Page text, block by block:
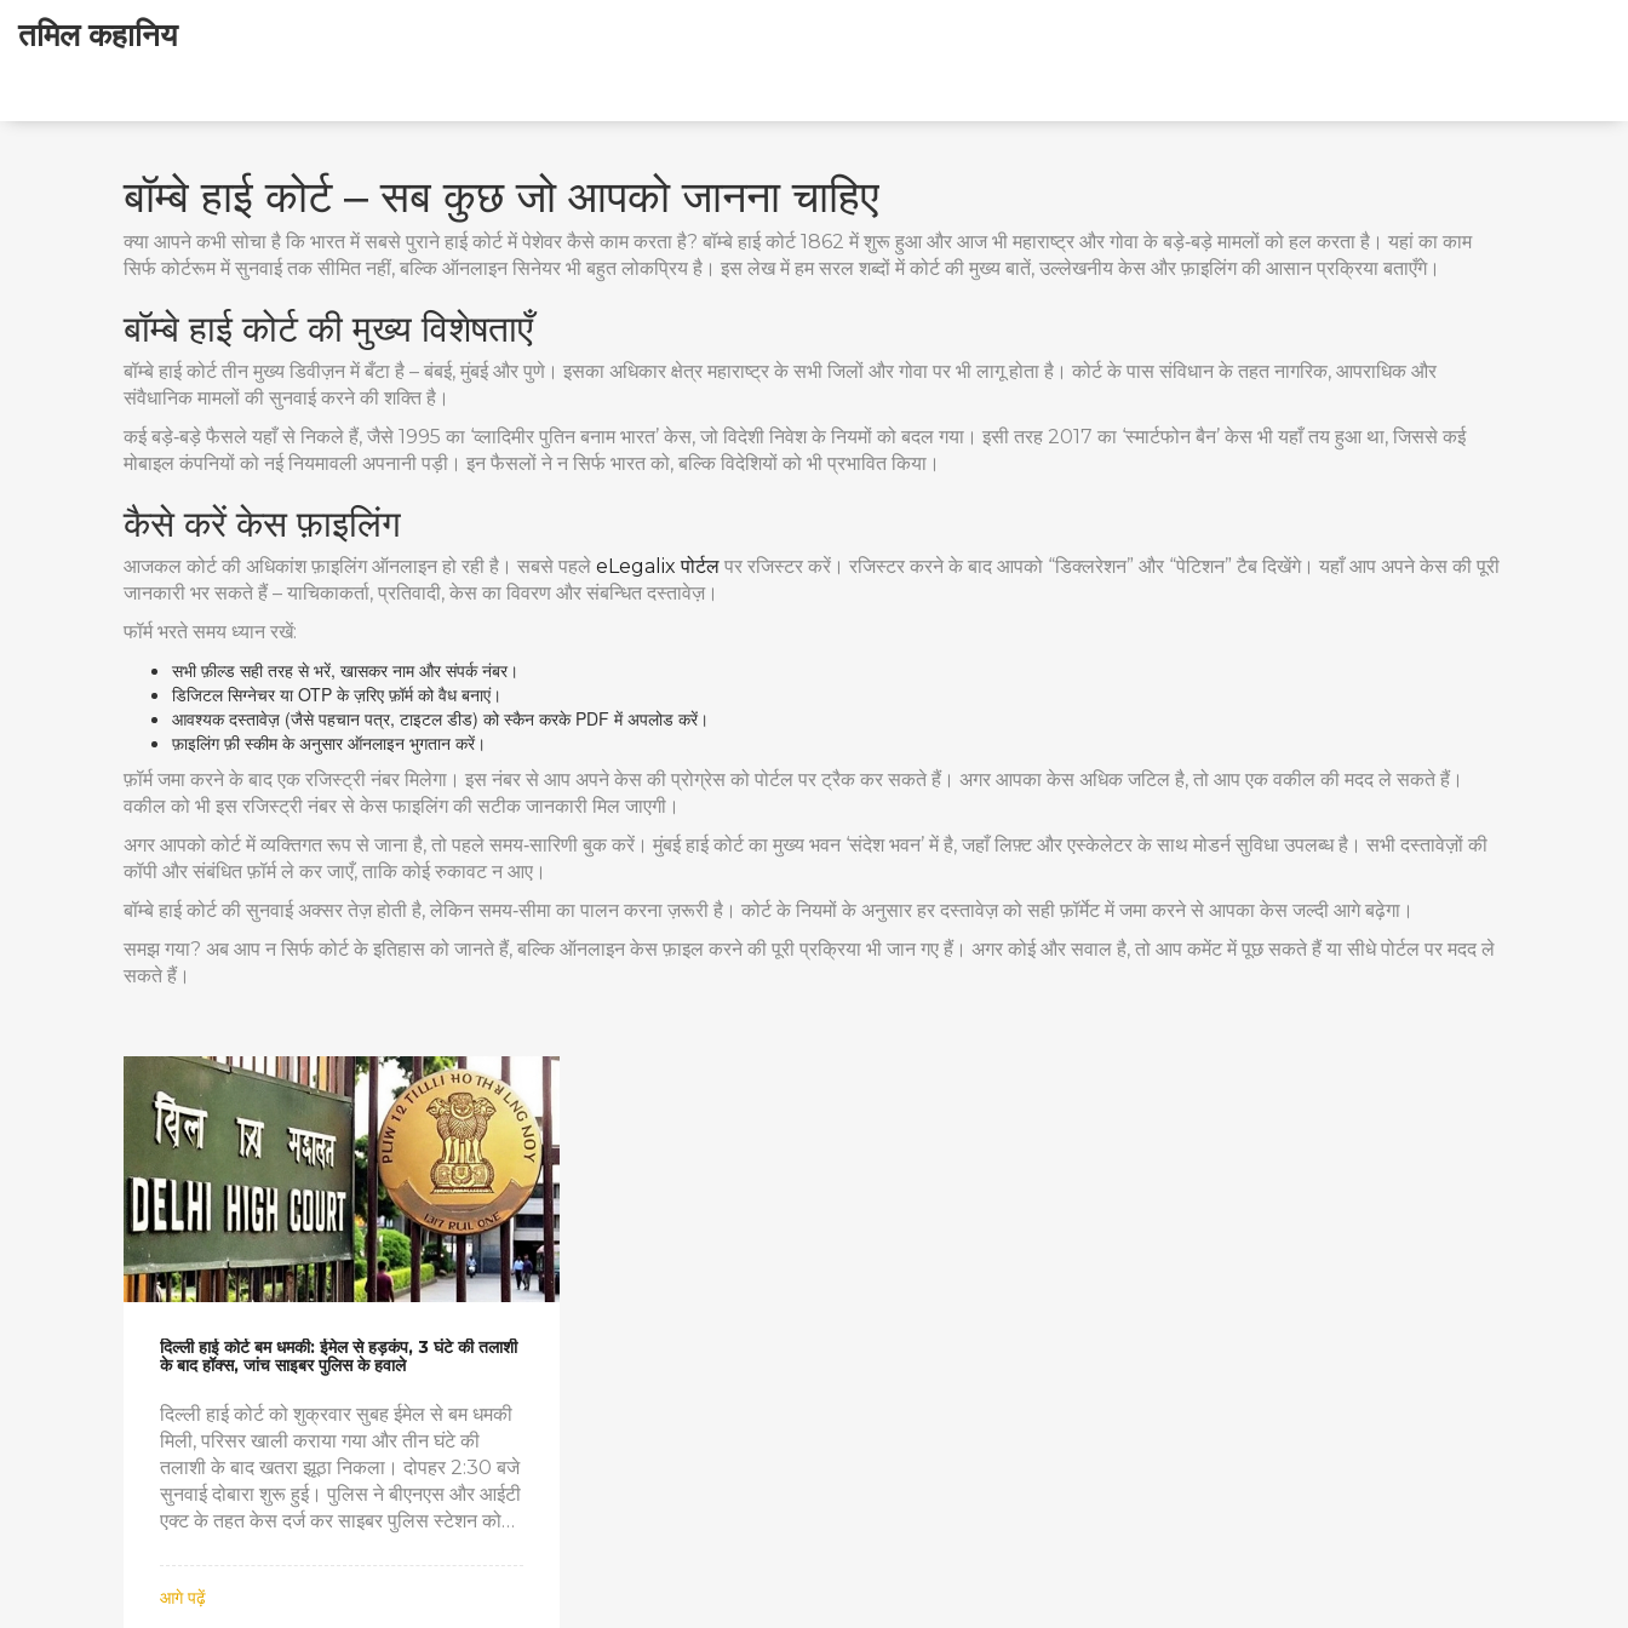
तमिल कहानिय
बॉम्बे हाई कोर्ट – सब कुछ जो आपको जानना चाहिए
क्या आपने कभी सोचा है कि भारत में सबसे पुराने हाई कोर्ट में पेशेवर कैसे काम करता है? बॉम्बे हाई कोर्ट 1862 में शुरू हुआ और आज भी महाराष्ट्र और गोवा के बड़े‑बड़े मामलों को हल करता है। यहां का काम
सिर्फ कोर्टरूम में सुनवाई तक सीमित नहीं, बल्कि ऑनलाइन सिनेयर भी बहुत लोकप्रिय है। इस लेख में हम सरल शब्दों में कोर्ट की मुख्य बातें, उल्लेखनीय केस और फ़ाइलिंग की आसान प्रक्रिया बताएँगे।
बॉम्बे हाई कोर्ट की मुख्य विशेषताएँ
बॉम्बे हाई कोर्ट तीन मुख्य डिवीज़न में बँटा है – बंबई, मुंबई और पुणे। इसका अधिकार क्षेत्र महाराष्ट्र के सभी जिलों और गोवा पर भी लागू होता है। कोर्ट के पास संविधान के तहत नागरिक, आपराधिक और
संवैधानिक मामलों की सुनवाई करने की शक्ति है।
कई बड़े‑बड़े फैसले यहाँ से निकले हैं, जैसे 1995 का ‘व्लादिमीर पुतिन बनाम भारत’ केस, जो विदेशी निवेश के नियमों को बदल गया। इसी तरह 2017 का ‘स्मार्टफोन बैन’ केस भी यहाँ तय हुआ था, जिससे कई
मोबाइल कंपनियों को नई नियमावली अपनानी पड़ी। इन फैसलों ने न सिर्फ भारत को, बल्कि विदेशियों को भी प्रभावित किया।
कैसे करें केस फ़ाइलिंग
आजकल कोर्ट की अधिकांश फ़ाइलिंग ऑनलाइन हो रही है। सबसे पहले eLegalix पोर्टल पर रजिस्टर करें। रजिस्टर करने के बाद आपको “डिक्लरेशन” और “पेटिशन” टैब दिखेंगे। यहाँ आप अपने केस की पूरी
जानकारी भर सकते हैं – याचिकाकर्ता, प्रतिवादी, केस का विवरण और संबन्धित दस्तावेज़।
फॉर्म भरते समय ध्यान रखें:
सभी फ़ील्ड सही तरह से भरें, खासकर नाम और संपर्क नंबर।
डिजिटल सिग्नेचर या OTP के ज़रिए फ़ॉर्म को वैध बनाएं।
आवश्यक दस्तावेज़ (जैसे पहचान पत्र, टाइटल डीड) को स्कैन करके PDF में अपलोड करें।
फ़ाइलिंग फ़ी स्कीम के अनुसार ऑनलाइन भुगतान करें।
फ़ॉर्म जमा करने के बाद एक रजिस्ट्री नंबर मिलेगा। इस नंबर से आप अपने केस की प्रोग्रेस को पोर्टल पर ट्रैक कर सकते हैं। अगर आपका केस अधिक जटिल है, तो आप एक वकील की मदद ले सकते हैं।
वकील को भी इस रजिस्ट्री नंबर से केस फाइलिंग की सटीक जानकारी मिल जाएगी।
अगर आपको कोर्ट में व्यक्तिगत रूप से जाना है, तो पहले समय‑सारिणी बुक करें। मुंबई हाई कोर्ट का मुख्य भवन ‘संदेश भवन’ में है, जहाँ लिफ़्ट और एस्केलेटर के साथ मोडर्न सुविधा उपलब्ध है। सभी दस्तावेज़ों की
कॉपी और संबंधित फ़ॉर्म ले कर जाएँ, ताकि कोई रुकावट न आए।
बॉम्बे हाई कोर्ट की सुनवाई अक्सर तेज़ होती है, लेकिन समय‑सीमा का पालन करना ज़रूरी है। कोर्ट के नियमों के अनुसार हर दस्तावेज़ को सही फ़ॉर्मेट में जमा करने से आपका केस जल्दी आगे बढ़ेगा।
समझ गया? अब आप न सिर्फ कोर्ट के इतिहास को जानते हैं, बल्कि ऑनलाइन केस फ़ाइल करने की पूरी प्रक्रिया भी जान गए हैं। अगर कोई और सवाल है, तो आप कमेंट में पूछ सकते हैं या सीधे पोर्टल पर मदद ले
सकते हैं।
दिल्ली हाई कोर्ट बम धमकी: ईमेल से हड़कंप, 3 घंटे की तलाशी
के बाद हॉक्‍स, जांच साइबर पुलिस के हवाले
दिल्ली हाई कोर्ट को शुक्रवार सुबह ईमेल से बम धमकी
मिली, परिसर खाली कराया गया और तीन घंटे की
तलाशी के बाद खतरा झूठा निकला। दोपहर 2:30 बजे
सुनवाई दोबारा शुरू हुई। पुलिस ने बीएनएस और आईटी
एक्ट के तहत केस दर्ज कर साइबर पुलिस स्टेशन को
धमकी मिली, जिससे एक ही सेंडर पर शक गहरा है।
आगे पढ़ें